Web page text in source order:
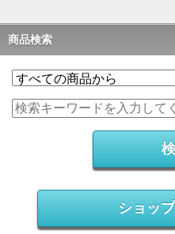
商品検索
ショッ